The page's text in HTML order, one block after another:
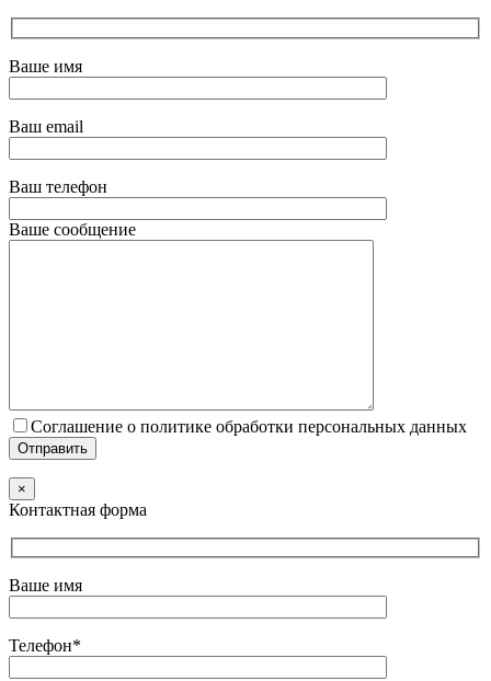
Ваше имя
Ваш email
Ваш телефон
Ваше сообщение
Соглашение о политике обработки персональных данных
×
Контактная форма
Ваше имя
Телефон*